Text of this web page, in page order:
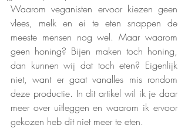
Waarom veganisten ervoor kiezen geen
vlees, melk en ei te eten snappen de
meeste mensen nog wel. Maar waarom
geen honing? Bijen maken toch honing,
dan kunnen wij dat toch eten? Eigenlijk
niet, want er gaat vanalles mis rondom
deze productie. In dit artikel wil ik je daar
meer over uitleggen en waarom ik ervoor
gekozen heb dit niet meer te eten.